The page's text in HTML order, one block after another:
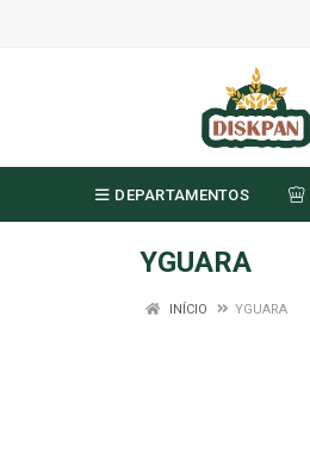
DEPARTAMENTOS
YGUARA
INÍCIO YGUARA